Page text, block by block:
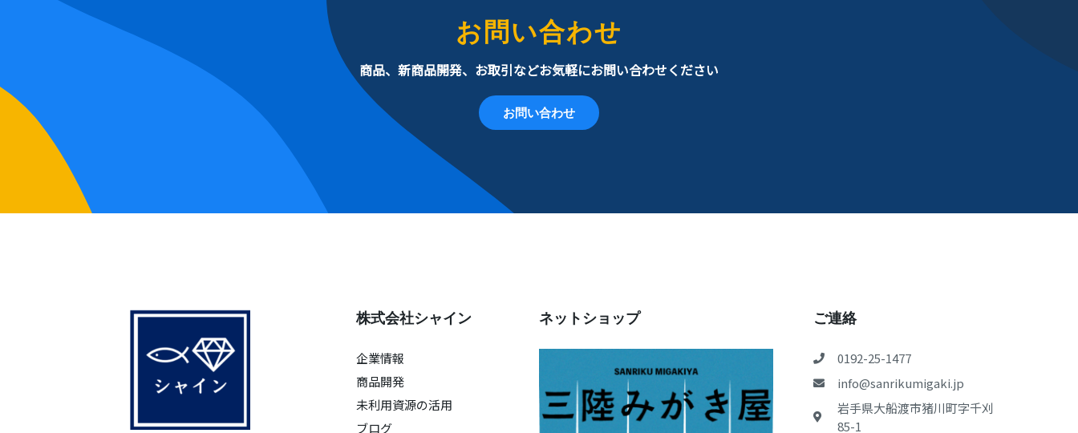
お問い合わせ
商品、新商品開発、お取引などお気軽にお問い合わせください
お問い合わせ
株式会社シャイン
企業情報
商品開発
未利用資源の活用
ブログ
ネットショップ ご連絡
0192-25-1477
info@sanrikumigaki.jp
岩手県大船渡市猪川町字千刈
85-1